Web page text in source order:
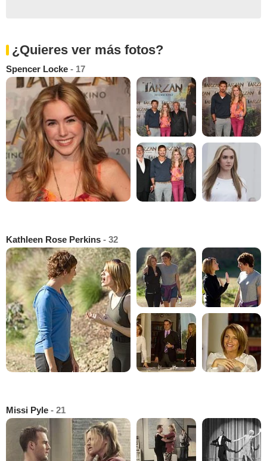
¿Quieres ver más fotos?
Spencer Locke - 17
Kathleen Rose Perkins - 32
Missi Pyle - 21